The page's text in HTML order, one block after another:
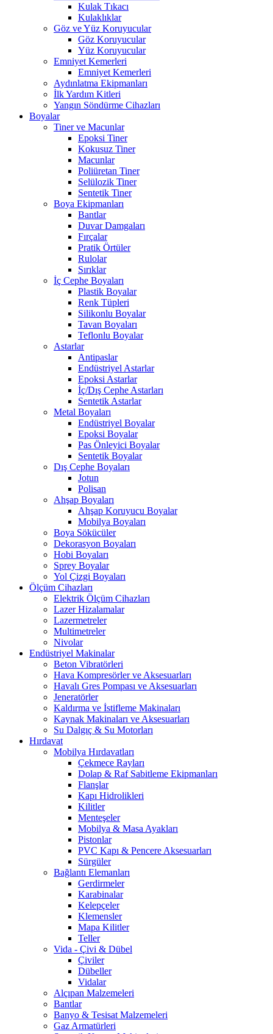
Kulak Tıkacı
Kulaklıklar
Göz ve Yüz Koruyucular
Göz Koruyucular
Yüz Koruyucular
Emniyet Kemerleri
Emniyet Kemerleri
Aydınlatma Ekipmanları
İlk Yardım Kitleri
Yangın Söndürme Cihazları
Boyalar
Tiner ve Macunlar
Epoksi Tiner
Kokusuz Tiner
Macunlar
Poliüretan Tiner
Selülozik Tiner
Sentetik Tiner
Boya Ekipmanları
Bantlar
Duvar Damgaları
Fırçalar
Pratik Örtüler
Rulolar
Sırıklar
İç Cephe Boyaları
Plastik Boyalar
Renk Tüpleri
Silikonlu Boyalar
Tavan Boyaları
Teflonlu Boyalar
Astarlar
Antipaslar
Endüstriyel Astarlar
Epoksi Astarlar
İç/Dış Cephe Astarları
Sentetik Astarlar
Metal Boyaları
Endüstriyel Boyalar
Epoksi Boyalar
Pas Önleyici Boyalar
Sentetik Boyalar
Dış Cephe Boyaları
Jotun
Polisan
Ahşap Boyaları
Ahşap Koruyucu Boyalar
Mobilya Boyaları
Boya Sökücüler
Dekorasyon Boyaları
Hobi Boyaları
Sprey Boyalar
Yol Çizgi Boyaları
Ölçüm Cihazları
Elektrik Ölçüm Cihazları
Lazer Hizalamalar
Lazermetreler
Multimetreler
Nivolar
Endüstriyel Makinalar
Beton Vibratörleri
Hava Kompresörler ve Aksesuarları
Havalı Gres Pompası ve Aksesuarları
Jeneratörler
Kaldırma ve İstifleme Makinaları
Kaynak Makinaları ve Aksesuarları
Su Dalgıç & Su Motorları
Hırdavat
Mobilya Hırdavatları
Çekmece Rayları
Dolap & Raf Sabitleme Ekipmanları
Flanşlar
Kapı Hidrolikleri
Kilitler
Menteşeler
Mobilya & Masa Ayakları
Pistonlar
PVC Kapı & Pencere Aksesuarları
Sürgüler
Bağlantı Elemanları
Gerdirmeler
Karabinalar
Kelepçeler
Klemensler
Mapa Kilitler
Teller
Vida - Çivi & Dübel
Çiviler
Dübeller
Vidalar
Alçıpan Malzemeleri
Bantlar
Banyo & Tesisat Malzemeleri
Gaz Armatürleri